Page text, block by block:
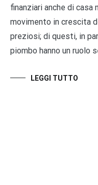
finanziari anche di
movimento in crescita
preziosi; di questi, in
piombo hanno un ruolo
LEGGI TUTTO